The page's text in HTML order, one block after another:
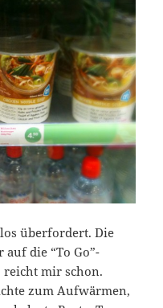
überfordert. Die
die “To Go”-
reicht mir schon.
zum Aufwärmen,